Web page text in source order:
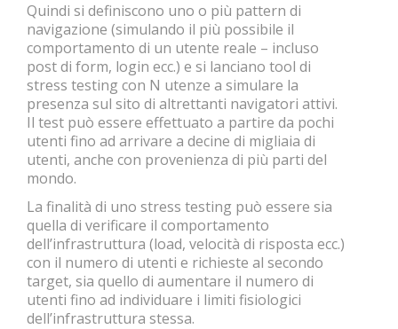
Quindi si definiscono uno o più pattern di
navigazione (simulando il più possibile il
comportamento di un utente reale – incluso
post di form, login ecc.) e si lanciano tool di
stress testing con N utenze a simulare la
presenza sul sito di altrettanti navigatori attivi.
Il test può essere effettuato a partire da pochi
utenti fino ad arrivare a decine di migliaia di
utenti, anche con provenienza di più parti del
mondo.
La finalità di uno stress testing può essere sia
quella di verificare il comportamento
dell’infrastruttura (load, velocità di risposta ecc.)
con il numero di utenti e richieste al secondo
target, sia quello di aumentare il numero di
utenti fino ad individuare i limiti fisiologici
dell’infrastruttura stessa.